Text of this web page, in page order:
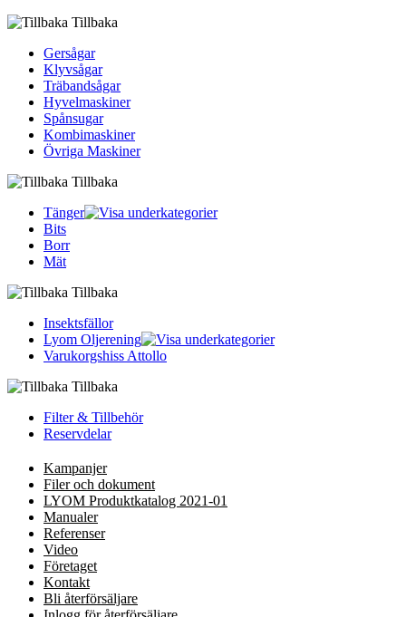
Tillbaka
Gersågar
Klyvsågar
Träbandsågar
Hyvelmaskiner
Spånsugar
Kombimaskiner
Övriga Maskiner
Tillbaka
Tänger
Bits
Borr
Mät
Tillbaka
Insektsfällor
Lyom Oljerening
Varukorgshiss Attollo
Tillbaka
Filter & Tillbehör
Reservdelar
Kampanjer
Filer och dokument
LYOM Produktkatalog 2021-01
Manualer
Referenser
Video
Företaget
Kontakt
Bli återförsäljare